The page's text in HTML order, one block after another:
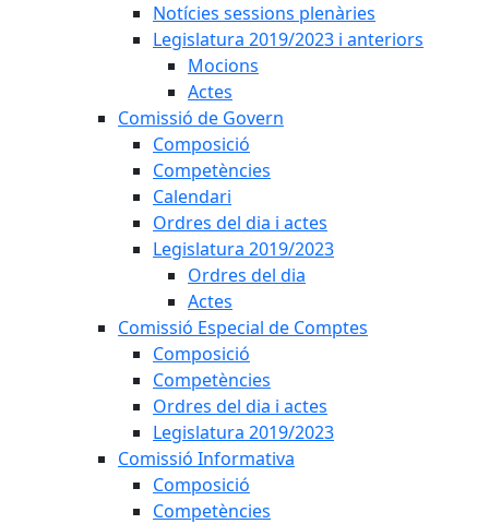
Notícies sessions plenàries
Legislatura 2019/2023 i anteriors
Mocions
Actes
Comissió de Govern
Composició
Competències
Calendari
Ordres del dia i actes
Legislatura 2019/2023
Ordres del dia
Actes
Comissió Especial de Comptes
Composició
Competències
Ordres del dia i actes
Legislatura 2019/2023
Comissió Informativa
Composició
Competències